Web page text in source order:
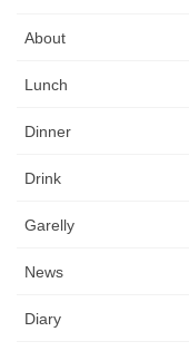
About
Lunch
Dinner
Drink
Garelly
News
Diary